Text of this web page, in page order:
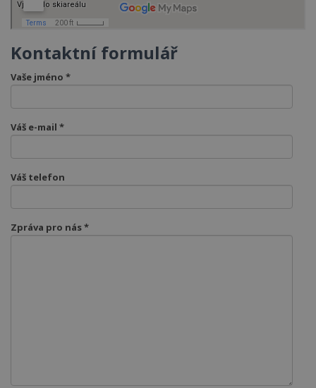
Kontaktní formulář
Vaše jméno *
Váš e-mail *
Váš telefon
Zpráva pro nás *